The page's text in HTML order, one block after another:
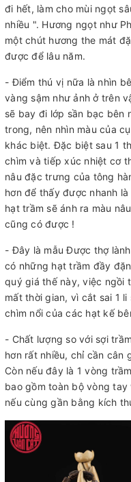
đi hết, làm cho mùi ngọt
nhiều ". Hương ngọt như
một chút hương the mát
được để lâu năm.
- Điểm thú vị nữa là nhìn
vàng sậm như ảnh ở trên
sẽ bay đi lớp sần bạc bên
trong, nên nhìn màu của
khác biệt. Đặc biệt sau 1
chìm và tiếp xúc nhiệt cơ
nâu đặc trưng của tông
hơn để thấy được nhanh
hạt trầm sẽ ánh ra màu
cũng có được !
- Đây là mẫu Được thợ
có những hạt trầm đầy
quý giá thế này, việc ngồi
mất thời gian, vì cắt sai 1
chìm nổi của các hạt kế
- Chất lượng so với sợi
hơn rất nhiều, chỉ cần cân
Còn nếu đây là 1 vòng
bao gồm toàn bộ vòng
nếu cùng gần bằng kích